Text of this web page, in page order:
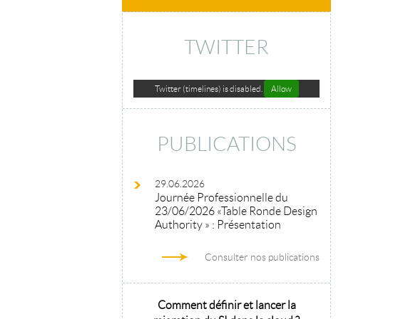
TWITTER
Twitter (timelines) is disabled. Allow
PUBLICATIONS
29.06.2026
Journée Professionnelle du
23/06/2026 «Table Ronde Design
Authority » : Présentation
Consulter nos publications
Comment définir et lancer la
Architecture